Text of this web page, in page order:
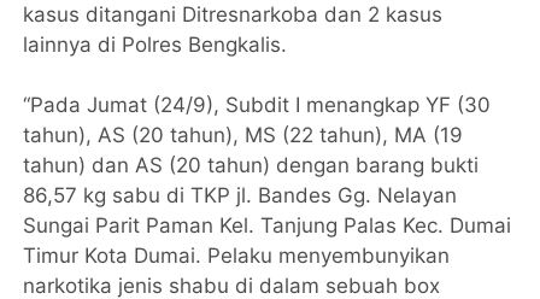
kasus ditangani Ditresnarkoba dan 2 kasus
lainnya di Polres Bengkalis.
“Pada Jumat (24/9), Subdit I menangkap YF (30
tahun), AS (20 tahun), MS (22 tahun), MA (19
tahun) dan AS (20 tahun) dengan barang bukti
86,57 kg sabu di TKP jl. Bandes Gg. Nelayan
Sungai Parit Paman Kel. Tanjung Palas Kec. Dumai
Timur Kota Dumai. Pelaku menyembunyikan
narkotika jenis shabu di dalam sebuah box